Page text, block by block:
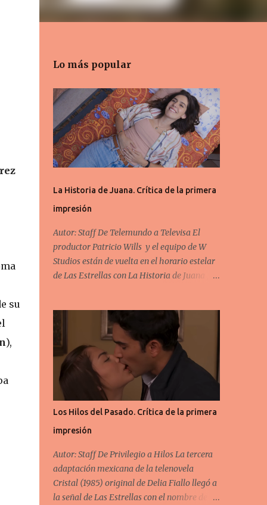
su
),
Lo más popular
La Historia de Juana. Crítica de la primera
impresión
Autor: Staff De Telemundo a Televisa El
productor Patricio Wills y el equipo de W
Studios están de vuelta en el horario estelar
de Las Estrellas con La Historia de Juana ,
formado por la autora original Perla Farías
( Rubí Rebelde ) junto con Verónica Suárez (
Muchachitas ), Basilio Álvarez ( Tierra de
Reyes ) y Felipe Silva ( Enemigo Íntimo ).
Todos ellos veteranos en el mundo de los
melodramas. La pareja protagónica está
formada por Camila Valero (bisnieta de
Silvia Pinal ) y Brandon Peniche . Para ella se
trata de su primera telenovela en Televisa y
estelar del canal. Los antagonistas
principales son Irina Baeva , Fabiola
Guajardo y Alexis Ayala . En el primer
Los Hilos del Pasado. Crítica de la primera
impresión
Autor: Staff De Privilegio a Hilos La tercera
adaptación mexicana de la telenovela
Cristal (1985) original de Delia Fiallo llegó a
la señal de Las Estrellas con el nombre de